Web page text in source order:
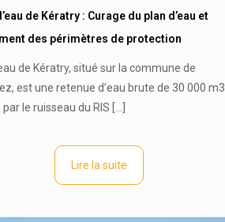
de Kératry : Curage du plan d’eau et
des périmètres de protection
de Kératry, situé sur la commune de
est une retenue d’eau brute de 30 000 m3
le ruisseau du RIS
Lire la suite